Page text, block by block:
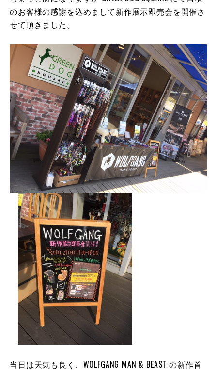
のお客様の感謝を込めまして新作展示即売会を開催さ
せて頂きました。
当日は天気も良く、WOLFGANG MAN & BEAST の新作首